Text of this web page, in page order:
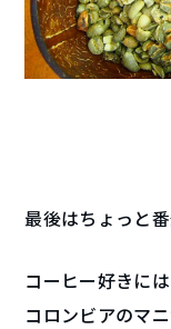
最後はちょっと番
コーヒー好きに
コロンビアのマ